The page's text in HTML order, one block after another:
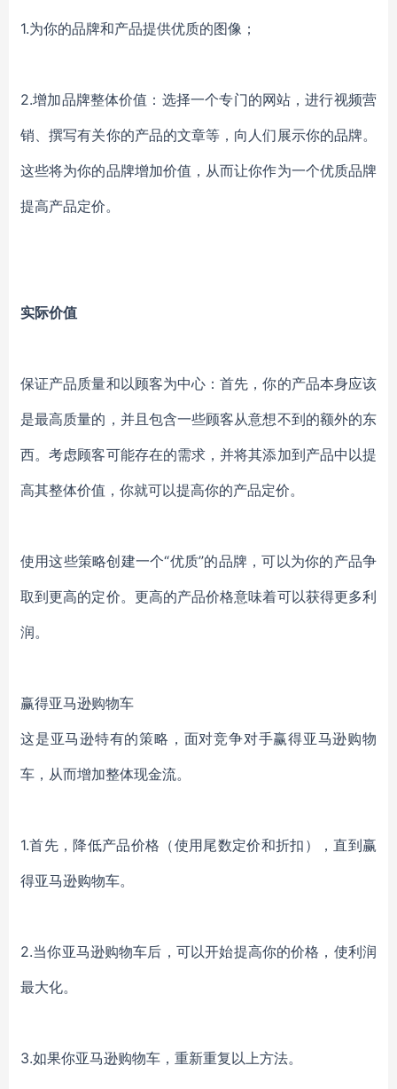
1.为你的品牌和产品提供优质的图像；
2.增加品牌整体价值：选择一个专门的网站，进行视频营
销、撰写有关你的产品的文章等，向人们展示你的品牌。
这些将为你的品牌增加价值，从而让你作为一个优质品牌
提高产品定价。
实际价值
保证产品质量和以顾客为中心：首先，你的产品本身应该
是最高质量的，并且包含一些顾客从意想不到的额外的东
西。考虑顾客可能存在的需求，并将其添加到产品中以提
高其整体价值，你就可以提高你的产品定价。
使用这些策略创建一个“优质”的品牌，可以为你的产品争
取到更高的定价。更高的产品价格意味着可以获得更多利
润。
赢得亚马逊购物车
这是亚马逊特有的策略，面对竞争对手赢得亚马逊购物
车，从而增加整体现金流。
1.首先，降低产品价格（使用尾数定价和折扣），直到赢
得亚马逊购物车。
2.当你亚马逊购物车后，可以开始提高你的价格，使利润
最大化。
3.如果你亚马逊购物车，重新重复以上方法。